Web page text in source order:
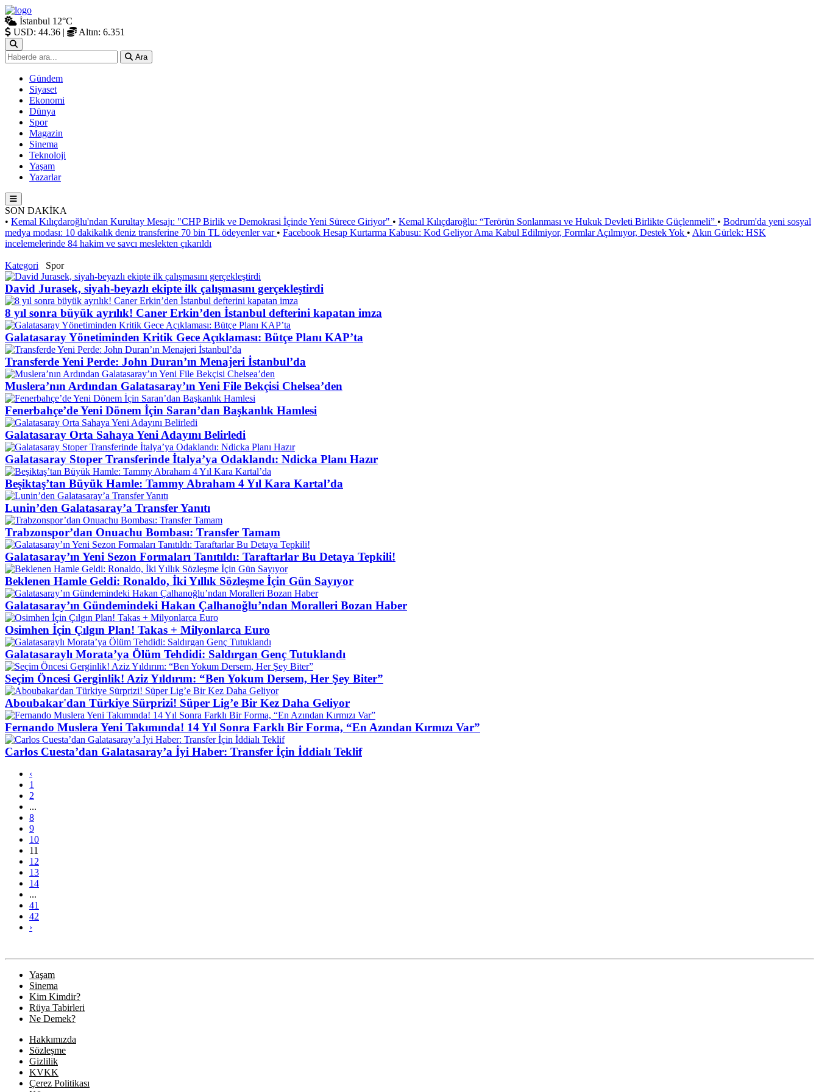
İstanbul 12°C
USD: 44.36 | Altın: 6.351
Ara
Gündem
Siyaset
Ekonomi
Dünya
Spor
Magazin
Sinema
Teknoloji
Yaşam
Yazarlar
SON DAKİKA
• Kemal Kılıçdaroğlu'ndan Kurultay Mesajı: "CHP Birlik ve Demokrasi İçinde Yeni Sürece Giriyor" • Kemal Kılıçdaroğlu: “Terörün Sonlanması ve Hukuk Devleti Birlikte Güçlenmeli” • Bodrum'da yeni sosyal
medya modası: 10 dakikalık deniz transferine 70 bin TL ödeyenler var • Facebook Hesap Kurtarma Kabusu: Kod Geliyor Ama Kabul Edilmiyor, Formlar Açılmıyor, Destek Yok • Akın Gürlek: HSK
incelemelerinde 84 hakim ve savcı meslekten çıkarıldı
Kategori Spor
David Jurasek, siyah-beyazlı ekipte ilk çalışmasını gerçekleştirdi
8 yıl sonra büyük ayrılık! Caner Erkin’den İstanbul defterini kapatan imza
Galatasaray Yönetiminden Kritik Gece Açıklaması: Bütçe Planı KAP’ta
Transferde Yeni Perde: John Duran’ın Menajeri İstanbul’da
Muslera’nın Ardından Galatasaray’ın Yeni File Bekçisi Chelsea’den
Fenerbahçe’de Yeni Dönem İçin Saran’dan Başkanlık Hamlesi
Galatasaray Orta Sahaya Yeni Adayını Belirledi
Galatasaray Stoper Transferinde İtalya’ya Odaklandı: Ndicka Planı Hazır
Beşiktaş’tan Büyük Hamle: Tammy Abraham 4 Yıl Kara Kartal’da
Lunin’den Galatasaray’a Transfer Yanıtı
Trabzonspor’dan Onuachu Bombası: Transfer Tamam
Galatasaray’ın Yeni Sezon Formaları Tanıtıldı: Taraftarlar Bu Detaya Tepkili!
Beklenen Hamle Geldi: Ronaldo, İki Yıllık Sözleşme İçin Gün Sayıyor
Galatasaray’ın Gündemindeki Hakan Çalhanoğlu’ndan Moralleri Bozan Haber
Osimhen İçin Çılgın Plan! Takas + Milyonlarca Euro
Galatasaraylı Morata’ya Ölüm Tehdidi: Saldırgan Genç Tutuklandı
Seçim Öncesi Gerginlik! Aziz Yıldırım: “Ben Yokum Dersem, Her Şey Biter”
Aboubakar'dan Türkiye Sürprizi! Süper Lig’e Bir Kez Daha Geliyor
Fernando Muslera Yeni Takımında! 14 Yıl Sonra Farklı Bir Forma, “En Azından Kırmızı Var”
Carlos Cuesta’dan Galatasaray’a İyi Haber: Transfer İçin İddialı Teklif
‹
1
2
...
8
9
10
11
12
13
14
...
41
42
›
Yaşam
Sinema
Kim Kimdir?
Rüya Tabirleri
Ne Demek?
Hakkımızda
Sözleşme
Gizlilik
KVKK
Çerez Politikası